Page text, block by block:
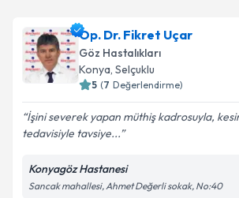
Op. Dr. Ayşe Akkaya için randevu
oluşturun. Size bu uzmandan randevu
takvim hazırlandığında e-posta ile
Kişisel verilerimin işlenmesine
Metni'ni okudum ve kişisel
Op. Dr. Fikret Uçar
Göz Hastalıkları
Konya, Selçuklu
5 (7 Değerlendirme)
İşini severek yapan müthiş kadrosuyla,
tedavisiyle tavsiye...
Konyagöz Hastanesi
Sancak mahallesi, Ahmet Değerli sokak, No:40